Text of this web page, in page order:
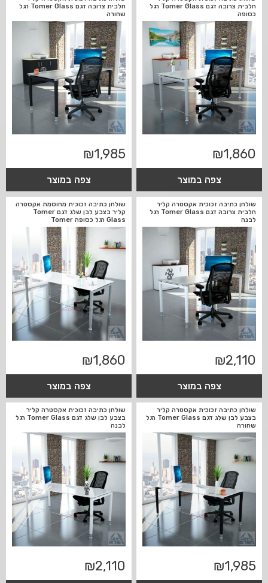
חלבית צרובה דגם Tomer Glass רגל
כסופה
₪1,860
צפה במוצר
חלבית צרובה דגם Tomer Glass רגל
שחורה
₪1,985
צפה במוצר
שולחן כתיבה זכוכית אקסטרה קליר
חלבית צרובה דגם Tomer Glass רגל
לבנה
₪2,110
צפה במוצר
שולחן כתיבה זכוכית מחוסמת אקסטרה
קליר בצבע לבן שלג דגם Tomer
Glass רגל כסופה Tomer
₪1,860
צפה במוצר
שולחן כתיבה זכוכית אקסטרה קליר
בצבע לבן שלג דגם Tomer Glass רגל
שחורה
₪1,985
שולחן כתיבה זכוכית אקסטרה קליר
בצבע לבן שלג דגם Tomer Glass רגל
לבנה
₪2,110